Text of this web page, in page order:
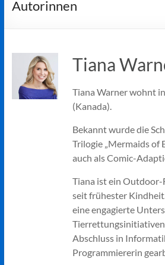
Autorinnen
Tiana
Tiana Warner wohnt
(Kanada).
Bekannt wurde die
Trilogie „Mermaids of
auch als Comic-
Tiana ist ein
seit frühester
eine engagierte
Abschluss in
Programmiererin